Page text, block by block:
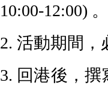
10:00-12:00) 。
2. 活動期間
3. 回港後，